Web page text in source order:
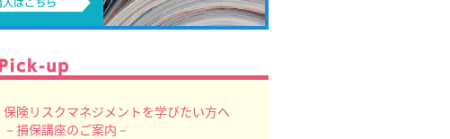
保険リスクマネジメントを学びたい方へ
－損保講座のご案内－